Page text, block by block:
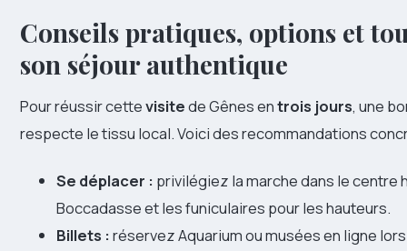
Conseils pratiques, options et
son séjour authentique
Pour réussir cettevisitede Gênes entrois jours, une
respecte le tissu local. Voici des recommandations
Se déplacer : privilégiez la marche dans le centre
Boccadasse et les funiculaires pour les hauteurs.
Billets : réservez Aquarium ou musées en ligne